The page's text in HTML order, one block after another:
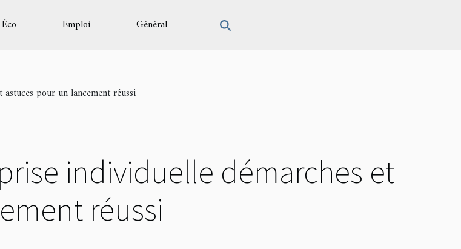
Éco Emploi Général
pour un lancement réussi
individuelle démarches et
réussi